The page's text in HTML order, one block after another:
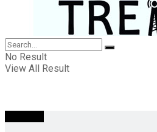
No Result
View All Result